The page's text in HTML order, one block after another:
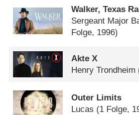
Walker, Texas
Sergeant Major
Folge, 1996)
Akte X
Henry Trondheim
Outer Limits
Lucas (1 Folge,